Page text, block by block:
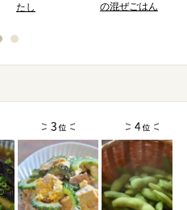
たし
の混ぜごはん